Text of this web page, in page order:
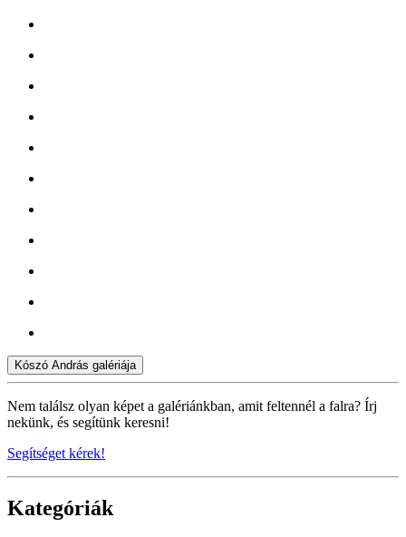
Kószó András galériája
Nem találsz olyan képet a galériánkban, amit feltennél a falra? Írj
nekünk, és segítünk keresni!
Segítséget kérek!
Kategóriák